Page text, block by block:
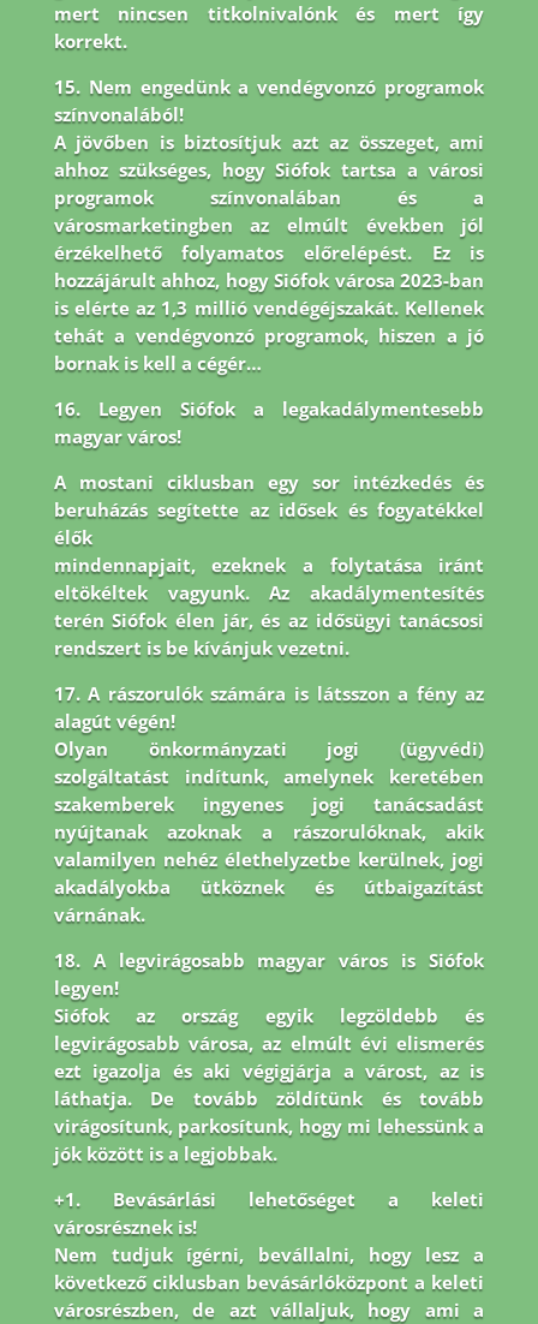
mert nincsen titkolnivalónk és mert így
korrekt.
15. Nem engedünk a vendégvonzó programok
színvonalából!
A jövőben is biztosítjuk azt az összeget, ami
ahhoz szükséges, hogy Siófok tartsa a városi
programok színvonalában és a
városmarketingben az elmúlt években jól
érzékelhető folyamatos előrelépést. Ez is
hozzájárult ahhoz, hogy Siófok városa 2023-ban
is elérte az 1,3 millió vendégéjszakát. Kellenek
tehát a vendégvonzó programok, hiszen a jó
bornak is kell a cégér…
16. Legyen Siófok a legakadálymentesebb
magyar város!
A mostani ciklusban egy sor intézkedés és
beruházás segítette az idősek és fogyatékkel
élők
mindennapjait, ezeknek a folytatása iránt
eltökéltek vagyunk. Az akadálymentesítés
terén Siófok élen jár,és az idősügyi tanácsosi
rendszert is be kívánjuk vezetni.
17. A rászorulók számára is látsszon a fény az
alagút végén!
Olyan önkormányzati jogi (ügyvédi)
szolgáltatást indítunk, amelynek keretében
szakemberek ingyenes jogi tanácsadást
nyújtanak azoknak a rászorulóknak, akik
valamilyen nehéz élethelyzetbe kerülnek, jogi
akadályokba ütköznek és útbaigazítást
várnának.
18. A legvirágosabb magyar város is Siófok
legyen!
Siófok az ország egyik legzöldebb és
legvirágosabb városa, az elmúlt évi elismerés
ezt igazolja és aki végigjárja a várost, az is
láthatja. De tovább zöldítünk és tovább
virágosítunk, parkosítunk, hogy mi lehessünk a
jók között is a legjobbak.
+1. Bevásárlási lehetőséget a keleti
városrésznek is!
Nem tudjuk ígérni, bevállalni, hogy lesz a
következő ciklusban bevásárlóközpont a keleti
városrészben, de azt vállaljuk, hogy ami a